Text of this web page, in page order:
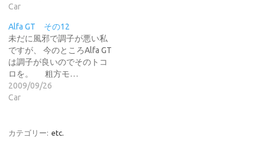
Car
Alfa GT その12
未だに風邪で調子が悪い私
ですが、 今のところAlfa GT
は調子が良いのでそのトコ
ロを。 粗方モ…
2009/09/26
Car
カテゴリー: etc.